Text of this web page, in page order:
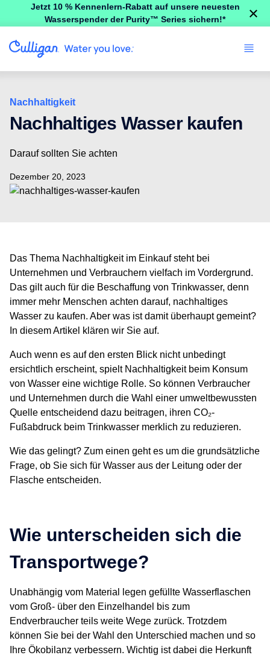
Jetzt 10 % Kennenlern-Rabatt auf unsere neuesten
Wasserspender der Purity™ Series sichern!*
×
Nachhaltigkeit
Nachhaltiges Wasser kaufen
Darauf sollten Sie achten
Dezember 20, 2023
Das Thema Nachhaltigkeit im Einkauf steht bei
Unternehmen und Verbrauchern vielfach im Vordergrund.
Das gilt auch für die Beschaffung von Trinkwasser, denn
immer mehr Menschen achten darauf, nachhaltiges
Wasser zu kaufen. Aber was ist damit überhaupt gemeint?
In diesem Artikel klären wir Sie auf.
Auch wenn es auf den ersten Blick nicht unbedingt
ersichtlich erscheint, spielt Nachhaltigkeit beim Konsum
von Wasser eine wichtige Rolle. So können Verbraucher
und Unternehmen durch die Wahl einer umweltbewussten
Quelle entscheidend dazu beitragen, ihren CO₂-
Fußabdruck beim Trinkwasser merklich zu reduzieren.
Wie das gelingt? Zum einen geht es um die grundsätzliche
Frage, ob Sie sich für Wasser aus der Leitung oder der
Flasche entscheiden.
Wie unterscheiden sich die
Transportwege?
Unabhängig vom Material legen gefüllte Wasserflaschen
vom Groß- über den Einzelhandel bis zum
Endverbraucher teils weite Wege zurück. Trotzdem
können Sie bei der Wahl den Unterschied machen und so
Ihre Ökobilanz verbessern. Wichtig ist dabei die Herkunft